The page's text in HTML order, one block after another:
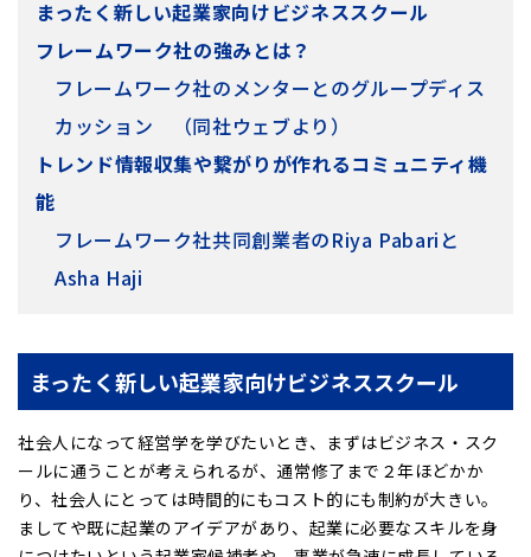
まったく新しい起業家向けビジネススクール
フレームワーク社の強みとは？
フレームワーク社のメンターとのグループディス
カッション （同社ウェブより）
トレンド情報収集や繋がりが作れるコミュニティ機
能
フレームワーク社共同創業者のRiya Pabariと
Asha Haji
まったく新しい起業家向けビジネススクール
社会人になって経営学を学びたいとき、まずはビジネス・スク
ールに通うことが考えられるが、通常修了まで２年ほどかか
り、社会人にとっては時間的にもコスト的にも制約が大きい。
ましてや既に起業のアイデアがあり、起業に必要なスキルを身